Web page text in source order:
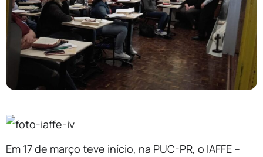
Em 17 de março teve início, na PUC-PR, o IAFFE –